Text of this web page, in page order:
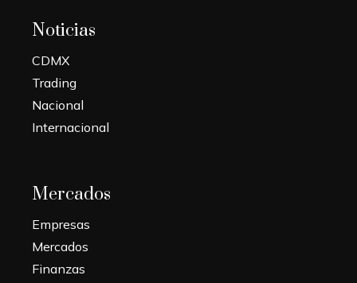
Noticias
CDMX
Trading
Nacional
Internacional
Mercados
Empresas
Mercados
Finanzas